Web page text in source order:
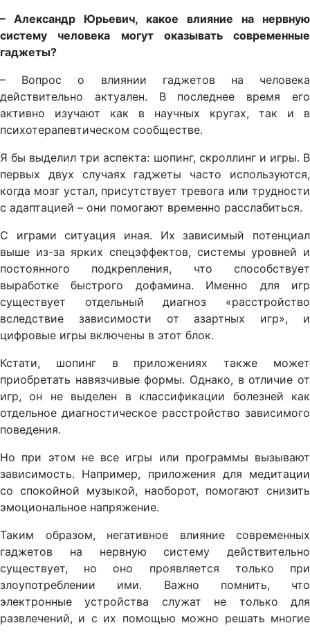
– Александр Юрьевич, какое влияние на нервную
систему человека могут оказывать современные
гаджеты?
– Вопрос о влиянии гаджетов на человека
действительно актуален. В последнее время его
активно изучают как в научных кругах, так и в
психотерапевтическом сообществе.
Я бы выделил три аспекта: шопинг, скроллинг и игры. В
первых двух случаях гаджеты часто используются,
когда мозг устал, присутствует тревога или трудности
с адаптацией – они помогают временно расслабиться.
С играми ситуация иная. Их зависимый потенциал
выше из-за ярких спецэффектов, системы уровней и
постоянного подкрепления, что способствует
выработке быстрого дофамина. Именно для игр
существует отдельный диагноз «расстройство
вследствие зависимости от азартных игр», и
цифровые игры включены в этот блок.
Кстати, шопинг в приложениях также может
приобретать навязчивые формы. Однако, в отличие от
игр, он не выделен в классификации болезней как
отдельное диагностическое расстройство зависимого
поведения.
Но при этом не все игры или программы вызывают
зависимость. Например, приложения для медитации
со спокойной музыкой, наоборот, помогают снизить
эмоциональное напряжение.
Таким образом, негативное влияние современных
гаджетов на нервную систему действительно
существует, но оно проявляется только при
злоупотреблении ими. Важно помнить, что
электронные устройства служат не только для
развлечений, и с их помощью можно решать многие